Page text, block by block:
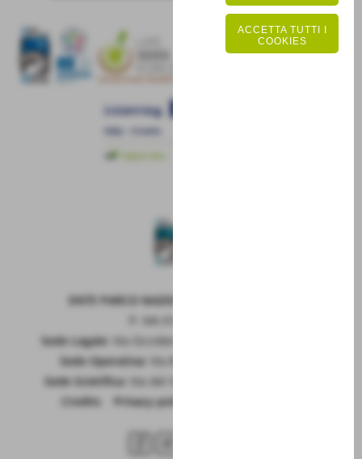
ENTE PARCO NAZIONALE DELLA MAIELLA
Sede Legale:
Via Occidentale 6, GUARDIAGRELE (Ch)
Sede Operativa:
Sede Scietifica:
Via del Vivaio, CARAMANICO T. (Pe)
Credits
Privacy policy
ACCETTA TUTTI I
COOKIES